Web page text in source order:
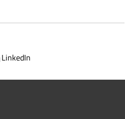
LinkedIn